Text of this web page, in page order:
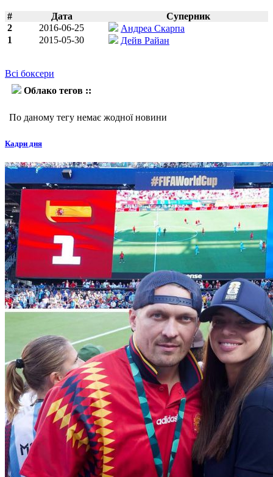
# Дата
Суперник
2
2016-06-25
Андреа Скарпа
1
2015-05-30 Дейв Райан
Всі боксери
Облако тегов ::
По даному тегу немає жодної новини
Кадри дня